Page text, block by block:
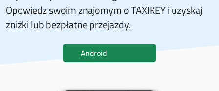
Opowiedz swoim znajomym o TAXIKEY i uzyskaj
zniżki lub bezpłatne przejazdy.
Android